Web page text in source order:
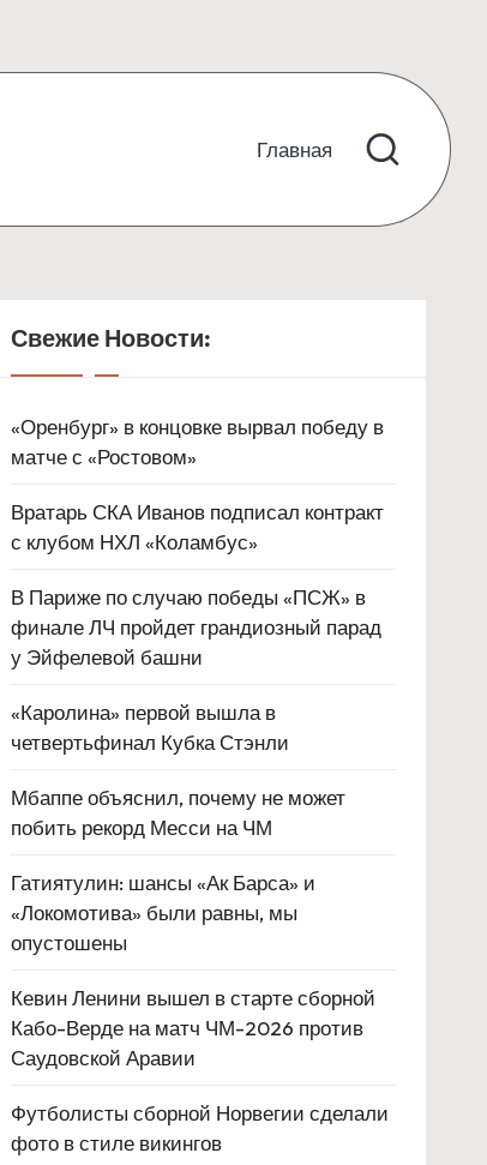
Главная
Свежие Новости:
«Оренбург» в концовке вырвал победу в
матче с «Ростовом»
Вратарь СКА Иванов подписал контракт
с клубом НХЛ «Коламбус»
В Париже по случаю победы «ПСЖ» в
финале ЛЧ пройдет грандиозный парад
у Эйфелевой башни
«Каролина» первой вышла в
четвертьфинал Кубка Стэнли
Мбаппе объяснил, почему не может
побить рекорд Месси на ЧМ
Гатиятулин: шансы «Ак Барса» и
«Локомотива» были равны, мы
опустошены
Кевин Ленини вышел в старте сборной
Кабо-Верде на матч ЧМ-2026 против
Саудовской Аравии
Футболисты сборной Норвегии сделали
фото в стиле викингов